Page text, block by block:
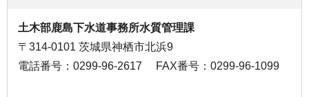
土木部鹿島下水道事務所水質管理課
〒314-0101 茨城県神栖市北浜9
電話番号：0299-96-2617
FAX番号：0299-96-1099